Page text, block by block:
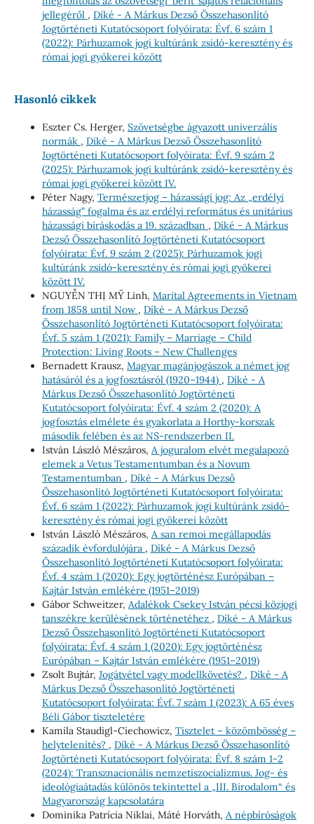
jellegéről , Díké - A Márkus Dezső Összehasonlító
Jogtörténeti Kutatócsoport folyóirata: Évf. 6 szám 1
(2022): Párhuzamok jogi kultúránk zsidó-keresztény és
római jogi gyökerei között
Hasonló cikkek
Eszter Cs. Herger, Szövetségbe ágyazott univerzális
normák , Díké - A Márkus Dezső Összehasonlító
Jogtörténeti Kutatócsoport folyóirata: Évf. 9 szám 2
(2025): Párhuzamok jogi kultúránk zsidó-keresztény és
római jogi gyökerei között IV.
Péter Nagy, Természetjog – házassági jog: Az „erdélyi
házasság” fogalma és az erdélyi református és unitárius
házassági bíráskodás a 19. században , Díké - A Márkus
Dezső Összehasonlító Jogtörténeti Kutatócsoport
folyóirata: Évf. 9 szám 2 (2025): Párhuzamok jogi
kultúránk zsidó-keresztény és római jogi gyökerei
között IV.
NGUYỄN THỊ MỸ Linh, Marital Agreements in Vietnam
from 1858 until Now , Díké - A Márkus Dezső
Összehasonlító Jogtörténeti Kutatócsoport folyóirata:
Évf. 5 szám 1 (2021): Family – Marriage – Child
Protection: Living Roots – New Challenges
Bernadett Krausz, Magyar magánjogászok a német jog
hatásáról és a jogfosztásról (1920–1944) , Díké - A
Márkus Dezső Összehasonlító Jogtörténeti
Kutatócsoport folyóirata: Évf. 4 szám 2 (2020): A
jogfosztás elmélete és gyakorlata a Horthy-korszak
második felében és az NS-rendszerben II.
István László Mészáros, A joguralom elvét megalapozó
elemek a Vetus Testamentumban és a Novum
Testamentumban , Díké - A Márkus Dezső
Összehasonlító Jogtörténeti Kutatócsoport folyóirata:
Évf. 6 szám 1 (2022): Párhuzamok jogi kultúránk zsidó-
keresztény és római jogi gyökerei között
István László Mészáros, A san remoi megállapodás
századik évfordulójára , Díké - A Márkus Dezső
Összehasonlító Jogtörténeti Kutatócsoport folyóirata:
Évf. 4 szám 1 (2020): Egy jogtörténész Európában –
Kajtár István emlékére (1951–2019)
Gábor Schweitzer, Adalékok Csekey István pécsi közjogi
tanszékre kerülésének történetéhez , Díké - A Márkus
Dezső Összehasonlító Jogtörténeti Kutatócsoport
folyóirata: Évf. 4 szám 1 (2020): Egy jogtörténész
Európában – Kajtár István emlékére (1951–2019)
Zsolt Bujtár, Jogátvétel vagy modellkövetés? , Díké - A
Márkus Dezső Összehasonlító Jogtörténeti
Kutatócsoport folyóirata: Évf. 7 szám 1 (2023): A 65 éves
Béli Gábor tiszteletére
Kamila Staudigl-Ciechowicz, Tisztelet – közömbösség –
helytelenítés? , Díké - A Márkus Dezső Összehasonlító
Jogtörténeti Kutatócsoport folyóirata: Évf. 8 szám 1-2
(2024): Transznacionális nemzetiszocializmus. Jog- és
ideológiaátadás különös tekintettel a „III. Birodalom“ és
Magyarország kapcsolatára
Dominika Patrícia Niklai, Máté Horváth, A népbíróságok